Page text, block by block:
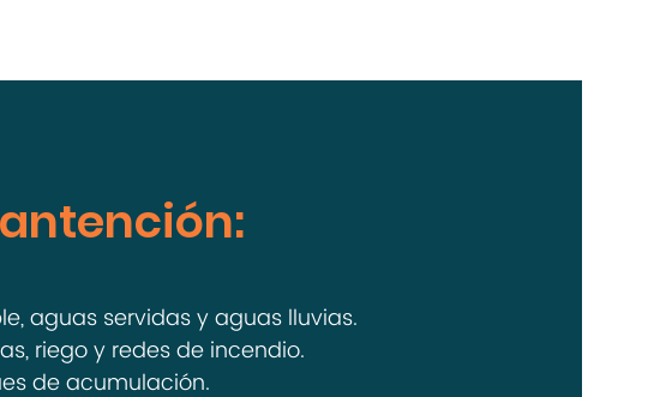
aguas servidas y aguas lluvias.
riego y redes de incendio.
de acumulación.